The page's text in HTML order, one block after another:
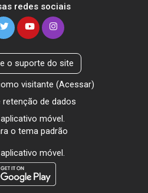
redes sociais
o suporte do site
visitante (Acessar)
retenção de dados
móvel.
o tema padrão
móvel.